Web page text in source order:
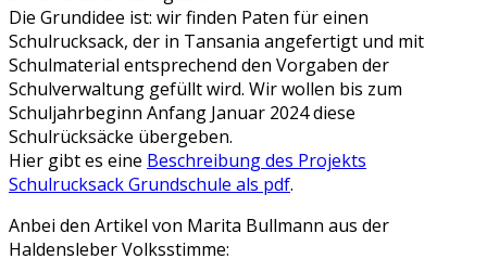
Die Grundidee ist: wir finden Paten für einen
Schulrucksack, der in Tansania angefertigt und mit
Schulmaterial entsprechend den Vorgaben der
Schulverwaltung gefüllt wird. Wir wollen bis zum
Schuljahrbeginn Anfang Januar 2024 diese
Schulrücksäcke übergeben.
Hier gibt es eine Beschreibung des Projekts
Schulrucksack Grundschule als pdf.
Anbei den Artikel von Marita Bullmann aus der
Haldensleber Volksstimme: